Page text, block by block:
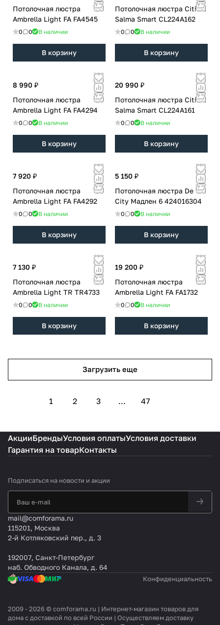
Потолочная люстра
Ambrella Light FA FA4545
0 0 В наличии
В корзину
Потолочная люстра Citilux
Salma Smart CL224A162
0 0 В наличии
В корзину
8 990 ₽
Потолочная люстра
Ambrella Light FA FA4294
0 0 В наличии
В корзину
20 990 ₽
Потолочная люстра Citilux
Salma Smart CL224A161
0 0 В наличии
В корзину
7 920 ₽
Потолочная люстра
Ambrella Light FA FA4292
0 0 В наличии
В корзину
5 150 ₽
Потолочная люстра De
City Мадлен 6 424016304
0 0 В наличии
В корзину
7 130 ₽
Потолочная люстра
Ambrella Light TR TR4733
0 0 В наличии
В корзину
19 200 ₽
Потолочная люстра
Ambrella Light FA FA1732
0 0 В наличии
В корзину
Загрузить еще
1 2 3 ... 47
АкцииБрендыУсловия оплатыУсловия доставки
Гарантия на товарКонтакты
Подписаться на новости и акции
mail@comforama.ru
115201, Москва
2-й Котляковский пер., д. 3
192007, Санкт-Петербург
наб. Обводного Канала, д. 64
Конфиденциальность
2009 - 2026 © comforama.ru | Интернет-магазин товаров для
дома с доставкой по всей России | Осуществляем доставку